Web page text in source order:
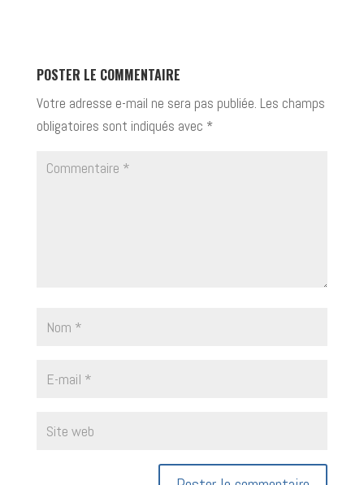
POSTER LE COMMENTAIRE
Votre adresse e-mail ne sera pas publiée. Les champs
obligatoires sont indiqués avec *